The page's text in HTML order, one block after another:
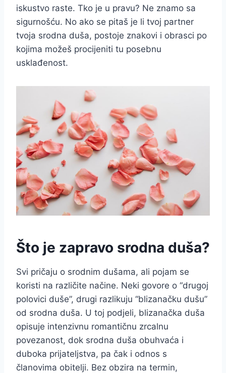
iskustvo raste. Tko je u pravu? Ne znamo sa
sigurnošću. No ako se pitaš je li tvoj partner
tvoja srodna duša, postoje znakovi i obrasci po
kojima možeš procijeniti tu posebnu
usklađenost.
Što je zapravo srodna duša?
Svi pričaju o srodnim dušama, ali pojam se
koristi na različite načine. Neki govore o “drugoj
polovici duše”, drugi razlikuju “blizanačku dušu”
od srodna duša. U toj podjeli, blizanačka duša
opisuje intenzivnu romantičnu zrcalnu
povezanost, dok srodna duša obuhvaća i
duboka prijateljstva, pa čak i odnos s
članovima obitelji. Bez obzira na termin,